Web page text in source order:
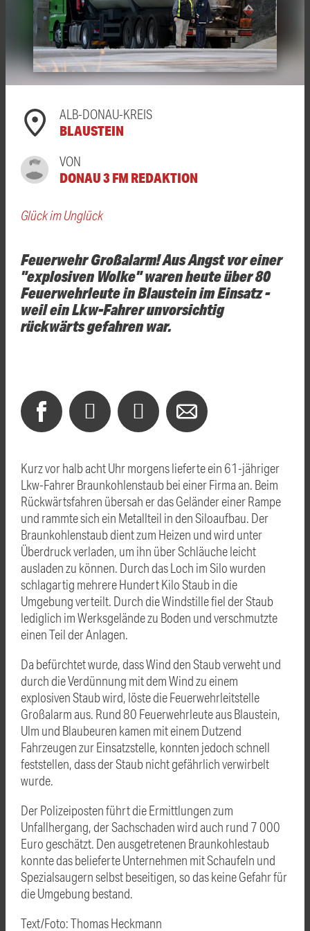
ALB-DONAU-KREIS
BLAUSTEIN
VON
DONAU 3 FM REDAKTION
Glück im Unglück
Feuerwehr Großalarm! Aus Angst vor einer
"explosiven Wolke" waren heute über 80
Feuerwehrleute in Blaustein im Einsatz -
weil ein Lkw-Fahrer unvorsichtig
rückwärts gefahren war.
Kurz vor halb acht Uhr morgens lieferte ein 61-jähriger
Lkw-Fahrer Braunkohlenstaub bei einer Firma an. Beim
Rückwärtsfahren übersah er das Geländer einer Rampe
und rammte sich ein Metallteil in den Siloaufbau. Der
Braunkohlenstaub dient zum Heizen und wird unter
Überdruck verladen, um ihn über Schläuche leicht
ausladen zu können. Durch das Loch im Silo wurden
schlagartig mehrere Hundert Kilo Staub in die
Umgebung verteilt. Durch die Windstille fiel der Staub
lediglich im Werksgelände zu Boden und verschmutzte
einen Teil der Anlagen.
Da befürchtet wurde, dass Wind den Staub verweht und
durch die Verdünnung mit dem Wind zu einem
explosiven Staub wird, löste die Feuerwehrleitstelle
Großalarm aus. Rund 80 Feuerwehrleute aus Blaustein,
Ulm und Blaubeuren kamen mit einem Dutzend
Fahrzeugen zur Einsatzstelle, konnten jedoch schnell
feststellen, dass der Staub nicht gefährlich verwirbelt
wurde.
Der Polizeiposten führt die Ermittlungen zum
Unfallhergang, der Sachschaden wird auch rund 7 000
Euro geschätzt. Den ausgetretenen Braunkohlestaub
konnte das belieferte Unternehmen mit Schaufeln und
Spezialsaugern selbst beseitigen, so das keine Gefahr für
die Umgebung bestand.
Text/Foto: Thomas Heckmann